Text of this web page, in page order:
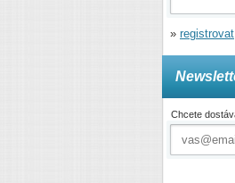
» registrovat
Chcete